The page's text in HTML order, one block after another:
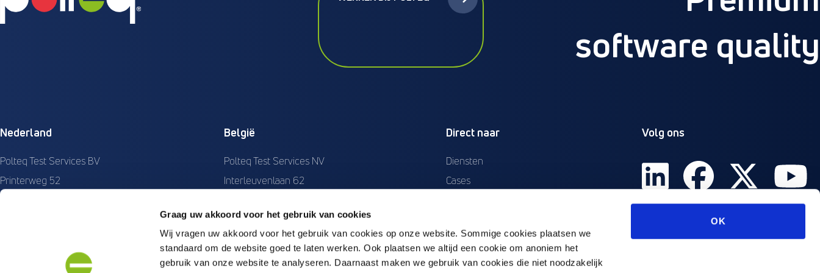
Graag uw akkoord voor het gebruik van cookies
Wij vragen uw akkoord voor het gebruik van cookies op onze website. Sommige cookies plaatsen we
standaard om de website goed te laten werken. Ook plaatsen we altijd een cookie om anoniem het
gebruik van onze website te analyseren. Daarnaast maken we gebruik van cookies die niet noodzakelijk
OK
software quality
Nederland
Polteq Test Services BV
Printerweg 52
+31 (0) 33 277 35 22
België
Polteq Test Services NV
Interleuvenlaan 62
Ond.nr: 0523.961.534
BTW: BE0523.961.534
+32 (0) 16 39 48 04
Direct naar
Diensten
Cases
Actueel
Over Ons
Volg ons